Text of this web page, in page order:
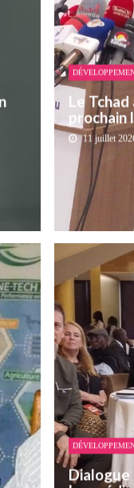
Le
prochain
11 juillet